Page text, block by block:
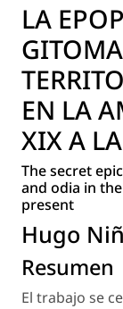
LA
EN LA
XIX A
The secret
and odia in
present
Hugo
Resumen
El trabajo se